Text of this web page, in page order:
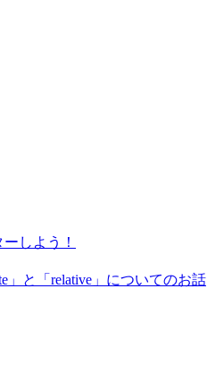
しよう！
」と「relative」についてのお話